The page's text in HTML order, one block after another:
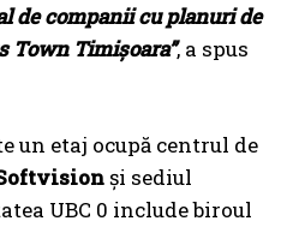
de companii cu planuri de
Town Timișoara”, a spus
un etaj ocupă centrul de
și sediul
UBC 0 include biroul